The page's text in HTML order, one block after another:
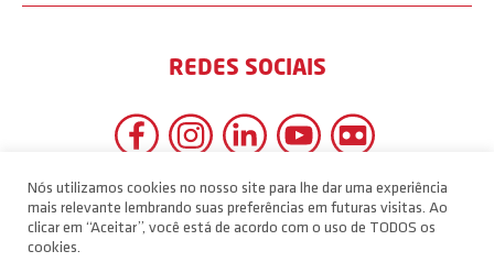
REDES SOCIAIS
Nós utilizamos cookies no nosso site para lhe dar uma experiência
mais relevante lembrando suas preferências em futuras visitas. Ao
clicar em “Aceitar”, você está de acordo com o uso de TODOS os
cookies.